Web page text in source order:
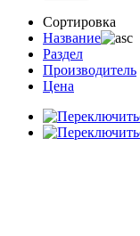
Сортировка
Название
Раздел
Производитель
Цена